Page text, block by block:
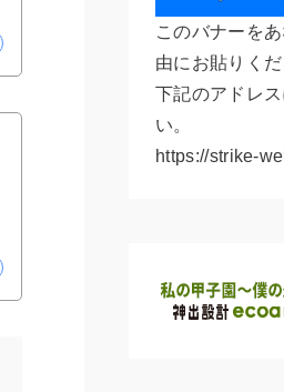
このバナーを
由にお貼りく
下記のアドレ
い。
https://strike-